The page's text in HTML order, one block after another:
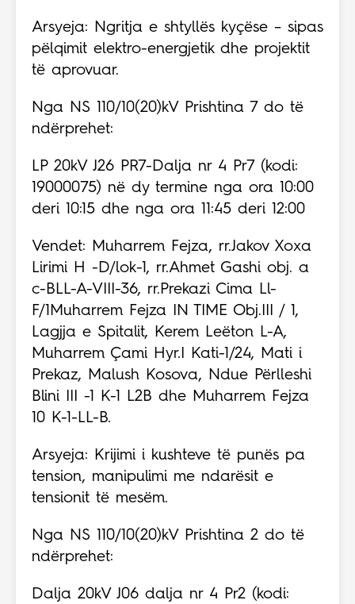
Arsyeja: Ngritja e shtyllës kyçëse – sipas
pëlqimit elektro-energjetik dhe projektit
të aprovuar.
Nga NS 110/10(20)kV Prishtina 7 do të
ndërprehet:
LP 20kV J26 PR7-Dalja nr 4 Pr7 (kodi:
19000075) në dy termine nga ora 10:00
deri 10:15 dhe nga ora 11:45 deri 12:00
Vendet: Muharrem Fejza, rr.Jakov Xoxa
Lirimi H -D/lok-1, rr.Ahmet Gashi obj. a
c-BLL-A-VIII-36, rr.Prekazi Cima Ll-
F/1Muharrem Fejza IN TIME Obj.III / 1,
Lagjja e Spitalit, Kerem Leëton L-A,
Muharrem Çami Hyr.I Kati-1/24, Mati i
Prekaz, Malush Kosova, Ndue Përlleshi
Blini III -1 K-1 L2B dhe Muharrem Fejza
10 K-1-LL-B.
Arsyeja: Krijimi i kushteve të punës pa
tension, manipulimi me ndarësit e
tensionit të mesëm.
Nga NS 110/10(20)kV Prishtina 2 do të
ndërprehet:
Dalja 20kV J06 dalja nr 4 Pr2 (kodi: